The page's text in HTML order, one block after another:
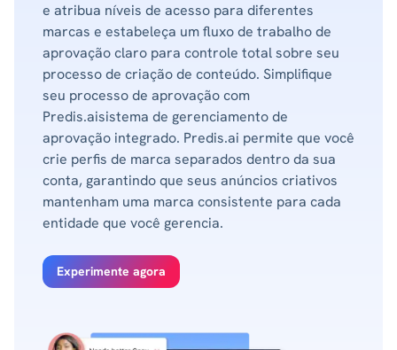
e atribua níveis de acesso para diferentes
marcas e estabeleça um fluxo de trabalho de
aprovação claro para controle total sobre seu
processo de criação de conteúdo. Simplifique
seu processo de aprovação com
Predis.aisistema de gerenciamento de
aprovação integrado. Predis.ai permite que você
crie perfis de marca separados dentro da sua
conta, garantindo que seus anúncios criativos
mantenham uma marca consistente para cada
entidade que você gerencia.
Experimente agora